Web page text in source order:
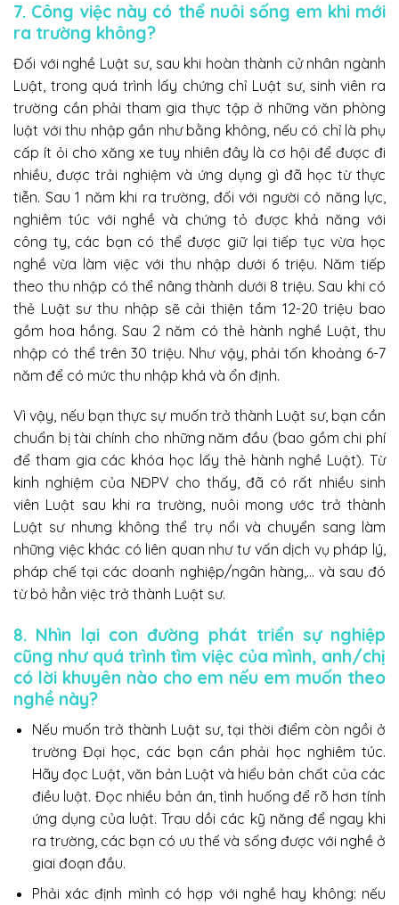
7. Công việc này có thể nuôi sống em khi mới
ra trường không?
Đối với nghề Luật sư, sau khi hoàn thành cử nhân ngành
Luật, trong quá trình lấy chứng chỉ Luật sư, sinh viên ra
trường cần phải tham gia thực tập ở những văn phòng
luật với thu nhập gần như bằng không, nếu có chỉ là phụ
cấp ít ỏi cho xăng xe tuy nhiên đây là cơ hội để được đi
nhiều, được trải nghiệm và ứng dụng gì đã học từ thực
tiễn. Sau 1 năm khi ra trường, đối với người có năng lực,
nghiêm túc với nghề và chứng tỏ được khả năng với
công ty, các bạn có thể được giữ lại tiếp tục vừa học
nghề vừa làm việc với thu nhập dưới 6 triệu. Năm tiếp
theo thu nhập có thể nâng thành dưới 8 triệu. Sau khi có
thẻ Luật sư thu nhập sẽ cải thiện tầm 12-20 triệu bao
gồm hoa hồng. Sau 2 năm có thẻ hành nghề Luật, thu
nhập có thể trên 30 triệu. Như vậy, phải tốn khoảng 6-7
năm để có mức thu nhập khá và ổn định.
Vì vậy, nếu bạn thực sự muốn trở thành Luật sư, bạn cần
chuẩn bị tài chính cho những năm đầu (bao gồm chi phí
để tham gia các khóa học lấy thẻ hành nghề Luật). Từ
kinh nghiệm của NĐPV cho thấy, đã có rất nhiều sinh
viên Luật sau khi ra trường, nuôi mong ước trở thành
Luật sư nhưng không thể trụ nổi và chuyển sang làm
những việc khác có liên quan như tư vấn dịch vụ pháp lý,
pháp chế tại các doanh nghiệp/ngân hàng,… và sau đó
từ bỏ hẳn việc trở thành Luật sư.
8. Nhìn lại con đường phát triển sự nghiệp
cũng như quá trình tìm việc của mình, anh/chị
có lời khuyên nào cho em nếu em muốn theo
nghề này?
Nếu muốn trở thành Luật sư, tại thời điểm còn ngồi ở
trường Đại học, các bạn cần phải học nghiêm túc.
Hãy đọc Luật, văn bản Luật và hiểu bản chất của các
điều luật. Đọc nhiều bản án, tình huống để rõ hơn tính
ứng dụng của luật. Trau dồi các kỹ năng để ngay khi
ra trường, các bạn có ưu thế và sống được với nghề ở
giai đoạn đầu.
Phải xác định mình có hợp với nghề hay không: nếu